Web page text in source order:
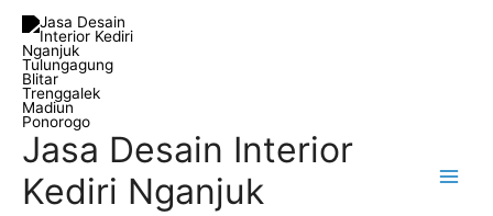
Skip
content
Jasa Desain Interior
Kediri Nganjuk
Post
navigation